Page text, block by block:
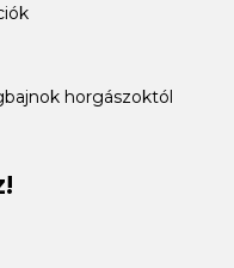
horgászoktól